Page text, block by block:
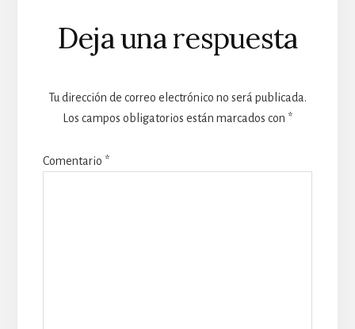
Interacciones
con
los
lectores
Deja una respuesta
Tu dirección de correo electrónico no será publicada.
Los campos obligatorios están marcados con *
Comentario *